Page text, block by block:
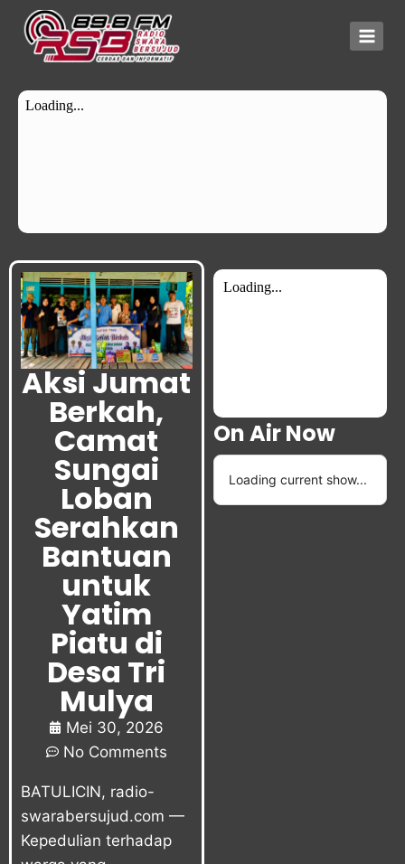
Aksi Jumat
Berkah,
Camat
Sungai
Loban
Serahkan
Bantuan
untuk
Yatim
Piatu di
Desa Tri
Mulya
Mei 30, 2026
No Comments
BATULICIN, radio-
swarabersujud.com —
Kepedulian terhadap
On Air Now
Loading current show...